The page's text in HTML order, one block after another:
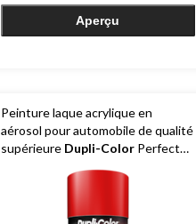
Aperçu
Peinture laque acrylique en
aérosol pour automobile de qualité
supérieure Dupli-Color Perfect
Match, rouge rallye, 227 g